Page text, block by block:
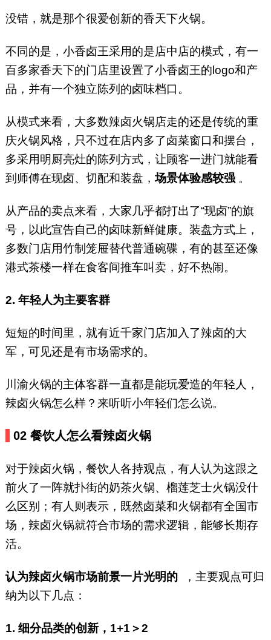
没错，就是那个很爱创新的香天下火锅。
不同的是，小香卤王采用的是店中店的模式，有一
百多家香天下的门店里设置了小香卤王的logo和产
品，并有一个独立陈列的卤味档口。
从模式来看，大多数辣卤火锅店走的还是传统的重
庆火锅风格，只不过在店内多了卤菜窗口和摆台，
多采用明厨亮灶的陈列方式，让顾客一进门就能看
到师傅在现卤、切配和装盘，场景体验感较强 。
从产品的卖点来看，大家几乎都打出了“现卤”的旗
号，以此宣告自己的卤味新鲜健康。装盘方式上，
多数门店用竹制笼屉替代普通碗碟，有的甚至还像
港式茶楼一样在食客间推车叫卖，好不热闹。
2. 年轻人为主要客群
短短的时间里，就有近千家门店加入了辣卤的大
军，可见还是有市场需求的。
川渝火锅的主体客群一直都是能玩爱造的年轻人，
辣卤火锅怎么样？来听听小年轻们怎么说。
02餐饮人怎么看辣卤火锅
对于辣卤火锅，餐饮人各持观点，有人认为这跟之
前火了一阵就扑街的奶茶火锅、榴莲芝士火锅没什
么区别；有人则表示，既然卤菜和火锅都有全国市
场，辣卤火锅就符合市场的需求逻辑，能够长期存
活。
认为辣卤火锅市场前景一片光明的
，主要观点可归
纳为以下几点：
1. 细分品类的创新，1+1＞2